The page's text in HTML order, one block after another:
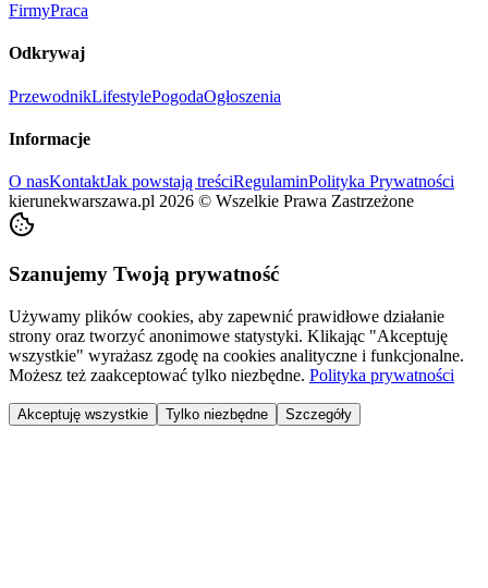
FirmyPraca
Odkrywaj
PrzewodnikLifestylePogodaOgłoszenia
Informacje
O nasKontaktJak powstają treściRegulaminPolityka Prywatności
kierunekwarszawa.pl 2026 © Wszelkie Prawa Zastrzeżone
Szanujemy Twoją prywatność
Używamy plików cookies, aby zapewnić prawidłowe działanie
strony oraz tworzyć anonimowe statystyki. Klikając "Akceptuję
wszystkie" wyrażasz zgodę na cookies analityczne i funkcjonalne.
Możesz też zaakceptować tylko niezbędne. Polityka prywatności
Akceptuję wszystkie Tylko niezbędne Szczegóły